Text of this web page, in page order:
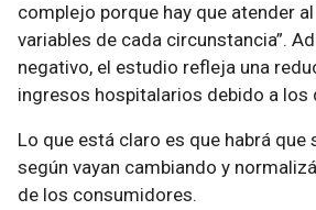
complejo porque hay que atender
variables de cada circunstancia”.
negativo, el estudio refleja una
ingresos hospitalarios debido a los
Lo que está claro es que habrá que
según vayan cambiando y
de los consumidores.